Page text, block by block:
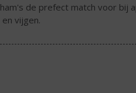
de prefect match voor bij
vijgen.